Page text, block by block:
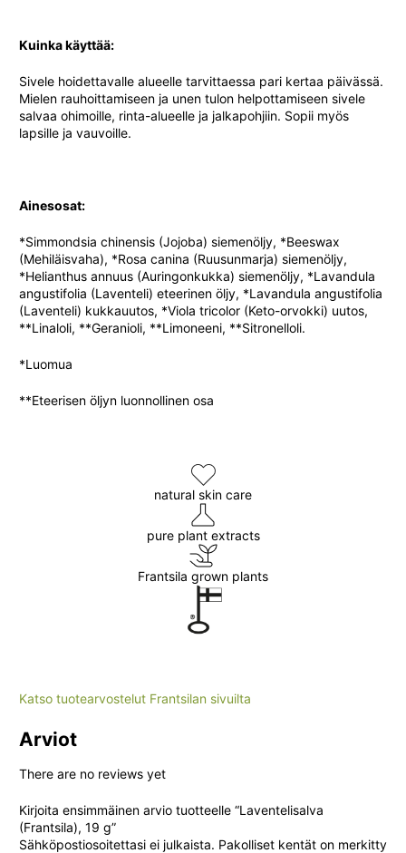
Kuinka käyttää:
Sivele hoidettavalle alueelle tarvittaessa pari kertaa päivässä.
Mielen rauhoittamiseen ja unen tulon helpottamiseen sivele
salvaa ohimoille, rinta-alueelle ja jalkapohjiin. Sopii myös
lapsille ja vauvoille.
Ainesosat:
*Simmondsia chinensis (Jojoba) siemenöljy, *Beeswax
(Mehiläisvaha), *Rosa canina (Ruusunmarja) siemenöljy,
*Helianthus annuus (Auringonkukka) siemenöljy, *Lavandula
angustifolia (Laventeli) eteerinen öljy, *Lavandula angustifolia
(Laventeli) kukkauutos, *Viola tricolor (Keto-orvokki) uutos,
**Linaloli, **Geranioli, **Limoneeni, **Sitronelloli.
*Luomua
**Eteerisen öljyn luonnollinen osa
natural skin care
pure plant extracts
Frantsila grown plants
Katso tuotearvostelut Frantsilan sivuilta
Arviot
There are no reviews yet
Kirjoita ensimmäinen arvio tuotteelle “Laventelisalva
(Frantsila), 19 g”
Sähköpostiosoitettasi ei julkaista. Pakolliset kentät on merkitty